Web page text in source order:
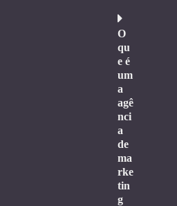
O
qu
e é
um
a
agê
nci
a
de
ma
rke
tin
g